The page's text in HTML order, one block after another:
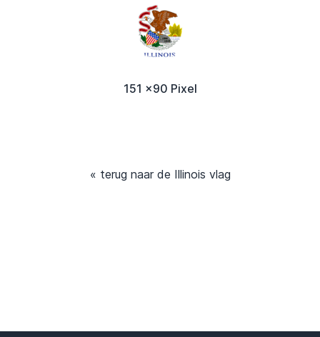
151 x90 Pixel
« terug naar de Illinois vlag